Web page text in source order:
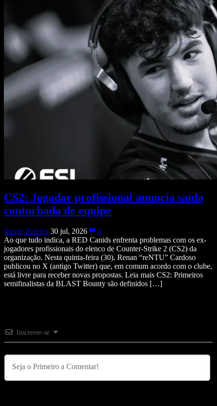
CS2: Jogador profissional anuncia saída
conturbada de equipe
Nicole Pereira 30 jul, 2026
0
Ao que tudo indica, a RED Canids enfrenta problemas com os ex-
jogadores profissionais do elenco de Counter-Strike 2 (CS2) da
organização. Nesta quinta-feira (30), Renan “reNTU” Cardoso
publicou no X (antigo Twitter) que, em comum acordo com o clube,
está livre para receber novas propostas. Leia mais CS2: Primeiros
semifinalistas da BLAST Bounty são definidos […]
Inscrever-se